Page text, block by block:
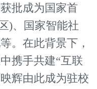
批成为国家首
)、国家智能社
。在此背景下，
携手共建“互联
辉由此成为驻校